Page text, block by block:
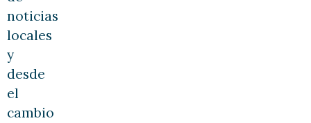
noticias
locales
y
desde
el
cambio